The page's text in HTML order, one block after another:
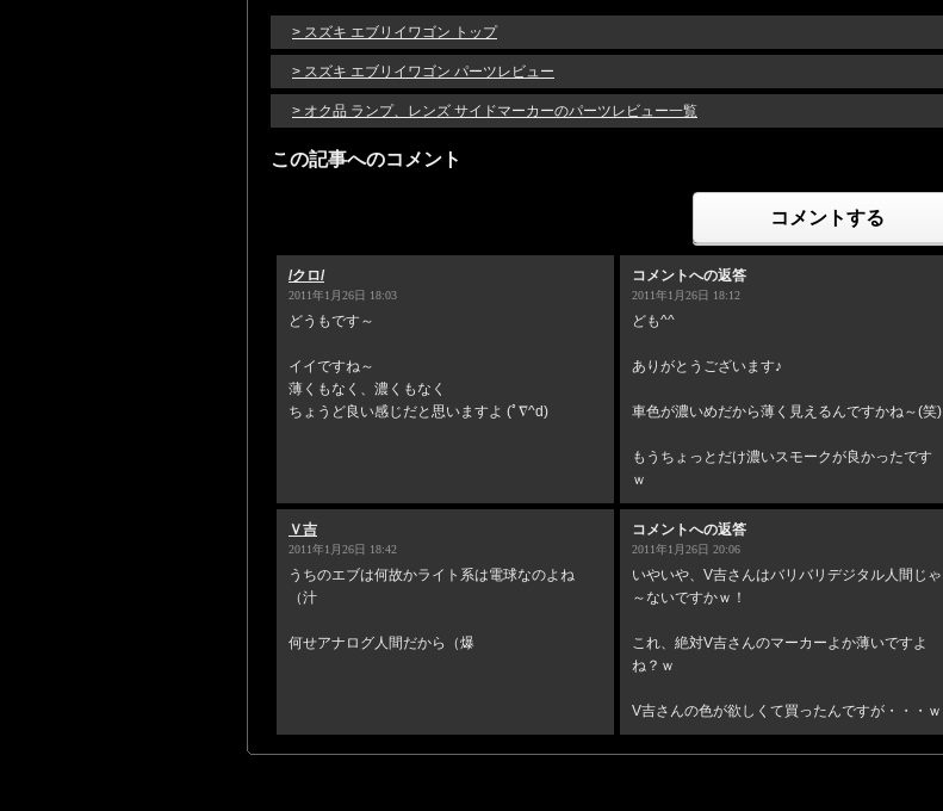
> スズキ エブリイワゴン トップ
> スズキ エブリイワゴン パーツレビュー
> オク品 ランプ、レンズ サイドマーカーのパーツレビュー一覧
この記事へのコメント
コメントする
/クロ/
2011年1月26日 18:03
どうもです～
イイですね～
薄くもなく、濃くもなく
ちょうど良い感じだと思いますよ (ﾟ∇^d)
コメントへの返答
2011年1月26日 18:12
ども^^
ありがとうございます♪
車色が濃いめだから薄く見えるんですかね～(笑)
もうちょっとだけ濃いスモークが良かったです
ｗ
Ｖ吉
2011年1月26日 18:42
うちのエブは何故かライト系は電球なのよね
（汁
何せアナログ人間だから（爆
コメントへの返答
2011年1月26日 20:06
いやいや、V吉さんはバリバリデジタル人間じゃ
～ないですかｗ！
これ、絶対V吉さんのマーカーよか薄いですよ
ね？ｗ
V吉さんの色が欲しくて買ったんですが・・・ｗ